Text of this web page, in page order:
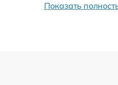
Показать